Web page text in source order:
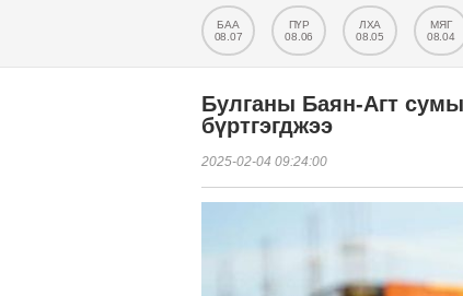
БАА
08.07
ПҮР
08.06
ЛХА
08.05
МЯГ
08.04
Булганы Баян-Агт
бүртгэгджээ
2025-02-04 09:24:00